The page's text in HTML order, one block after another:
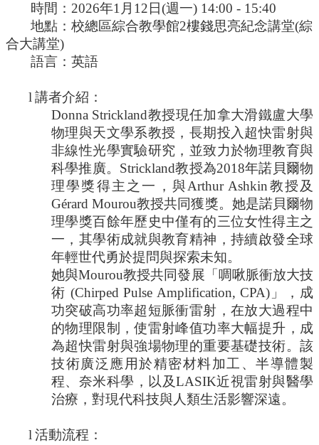
時間： 2026年1月 12 日(週一) 14:00 - 15:40
地點：校總區綜合教學館2樓錢思亮紀念講堂(綜
合大講堂)
語言：英語
l講者介紹：
Donna Strickland教授現任加拿大滑鐵盧大學
物理與天文學系教授，長期投入超快雷射與
非線性光學實驗研究，並致力於物理教育與
科學推廣。 Strickland教授為2018年諾貝爾物
理學獎得主之一，與Arthur Ashkin教授及
Gérard Mourou教授共同獲獎。她是諾貝爾物
理學獎百餘年歷史中僅有的三位女性得主之
一，其學術成就與教育精神，持續啟發全球
年輕世代勇於提問與探索未知。
她與Mourou教授共同發展「啁啾脈衝放大技
術 (Chirped Pulse Amplification, CPA)」，成
功突破高功率超短脈衝雷射，在放大過程中
的物理限制，使雷射峰值功率大幅提升，成
為超快雷射與強場物理的重要基礎技術。該
技術廣泛應用於精密材料加工、半導體製
程、奈米科學，以及LASIK近視雷射與醫學
治療，對現代科技與人類生活影響深遠。
l活動流程：